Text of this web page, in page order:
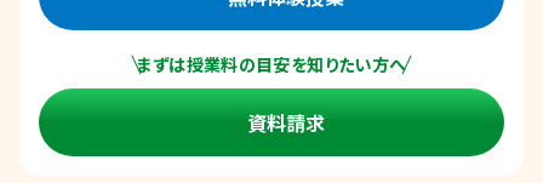
まずは授業料の目安を知りたい方へ
資料請求